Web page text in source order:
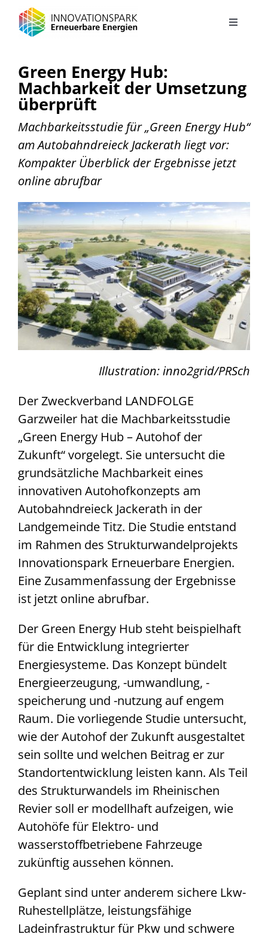
Zum
Inhalt
Toggle
Solarautobahn
Energielandschaft
Green Energy Hub – Autohof der Zukunft
Energiekonzept Stadtteilentwicklung Jüchen Süd
Energiesystem Industriegebiet Elsbachtal
Aktuelles
Fachtagung 2025
Green Energy Hub:
Machbarkeit der Umsetzung
überprüft
Machbarkeitsstudie für „Green Energy Hub“
am Autobahndreieck Jackerath liegt vor:
Kompakter Überblick der Ergebnisse jetzt
online abrufbar
Illustration: inno2grid/PRSch
Der Zweckverband LANDFOLGE
Garzweiler hat die Machbarkeitsstudie
„Green Energy Hub – Autohof der
Zukunft“ vorgelegt. Sie untersucht die
grundsätzliche Machbarkeit eines
innovativen Autohofkonzepts am
Autobahndreieck Jackerath in der
Landgemeinde Titz. Die Studie entstand
im Rahmen des Strukturwandelprojekts
Innovationspark Erneuerbare Energien.
Eine Zusammenfassung der Ergebnisse
ist jetzt online abrufbar.
Der Green Energy Hub steht beispielhaft
für die Entwicklung integrierter
Energiesysteme. Das Konzept bündelt
Energieerzeugung, -umwandlung, -
speicherung und -nutzung auf engem
Raum. Die vorliegende Studie untersucht,
wie der Autohof der Zukunft ausgestaltet
sein sollte und welchen Beitrag er zur
Standortentwicklung leisten kann. Als Teil
des Strukturwandels im Rheinischen
Revier soll er modellhaft aufzeigen, wie
Autohöfe für Elektro- und
wasserstoffbetriebene Fahrzeuge
zukünftig aussehen können.
Geplant sind unter anderem sichere Lkw-
Ruhestellplätze, leistungsfähige
Ladeinfrastruktur für Pkw und schwere